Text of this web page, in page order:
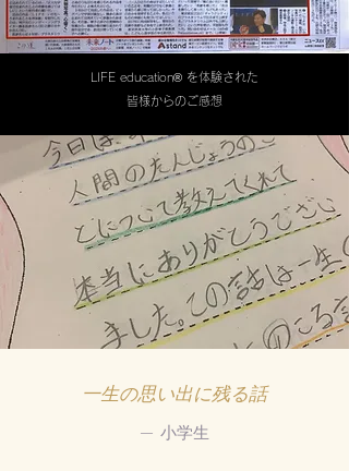
​LIFE education®︎ を体験された
皆様からのご感想
​一生の思い出に残る話
— 小学生